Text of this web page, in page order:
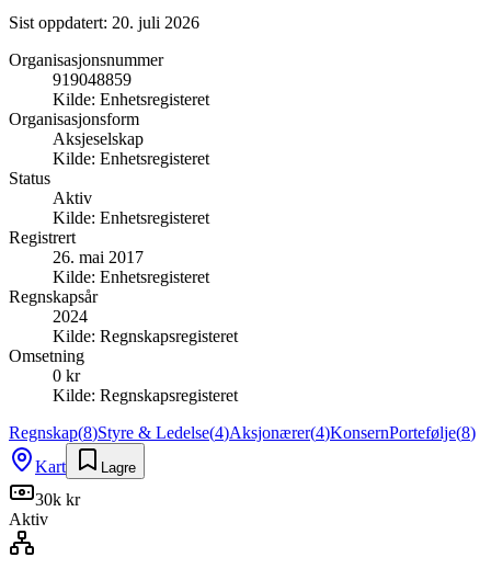
Sist oppdatert: 20. juli 2026
Organisasjonsnummer
919048859
Kilde: Enhetsregisteret
Organisasjonsform
Aksjeselskap
Kilde: Enhetsregisteret
Status
Aktiv
Kilde: Enhetsregisteret
Registrert
26. mai 2017
Kilde: Enhetsregisteret
Regnskapsår
2024
Kilde: Regnskapsregisteret
Omsetning
0 kr
Kilde: Regnskapsregisteret
Regnskap(8)Styre & Ledelse(4)Aksjonærer(4)KonsernPortefølje(8)
Kart
Lagre
30k kr
Aktiv